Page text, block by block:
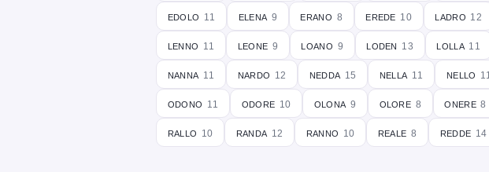
edolo 11 elena 9 erano 8 erede 10 ladro 12
lenno 11 leone 9 loano 9 loden 13 lolla 11
nanna 11 nardo 12 nedda 15 nella 11 nello 11
odono 11 odore 10 olona 9 olore 8 onere 8
rallo 10 randa 12 ranno 10 reale 8 redde 14